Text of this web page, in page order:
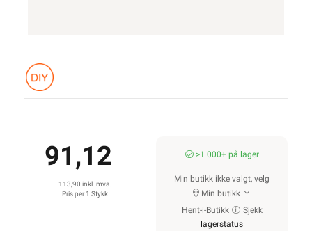
91,12
113,90 inkl. mva.
Pris per 1 Stykk
>1 000+ på lager
Min butikk ikke valgt, velg
Min butikk
Hent-i-Butikk
Sjekk
lagerstatus